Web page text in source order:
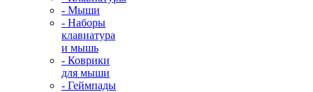
- Мыши
- Наборы
клавиатура
и мышь
- Коврики
для мыши
- Геймпады